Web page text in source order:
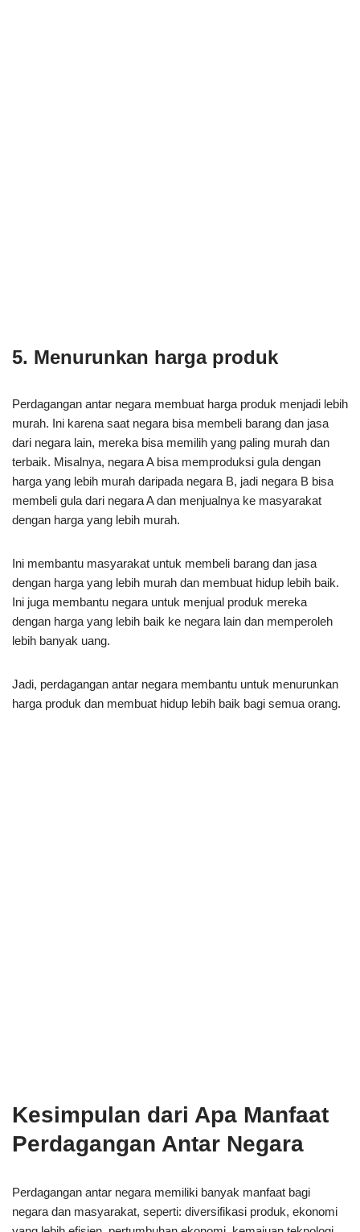
5. Menurunkan harga produk
Perdagangan antar negara membuat harga produk menjadi lebih
murah. Ini karena saat negara bisa membeli barang dan jasa
dari negara lain, mereka bisa memilih yang paling murah dan
terbaik. Misalnya, negara A bisa memproduksi gula dengan
harga yang lebih murah daripada negara B, jadi negara B bisa
membeli gula dari negara A dan menjualnya ke masyarakat
dengan harga yang lebih murah.
Ini membantu masyarakat untuk membeli barang dan jasa
dengan harga yang lebih murah dan membuat hidup lebih baik.
Ini juga membantu negara untuk menjual produk mereka
dengan harga yang lebih baik ke negara lain dan memperoleh
lebih banyak uang.
Jadi, perdagangan antar negara membantu untuk menurunkan
harga produk dan membuat hidup lebih baik bagi semua orang.
Kesimpulan dari Apa Manfaat
Perdagangan Antar Negara
Perdagangan antar negara memiliki banyak manfaat bagi
negara dan masyarakat, seperti: diversifikasi produk, ekonomi